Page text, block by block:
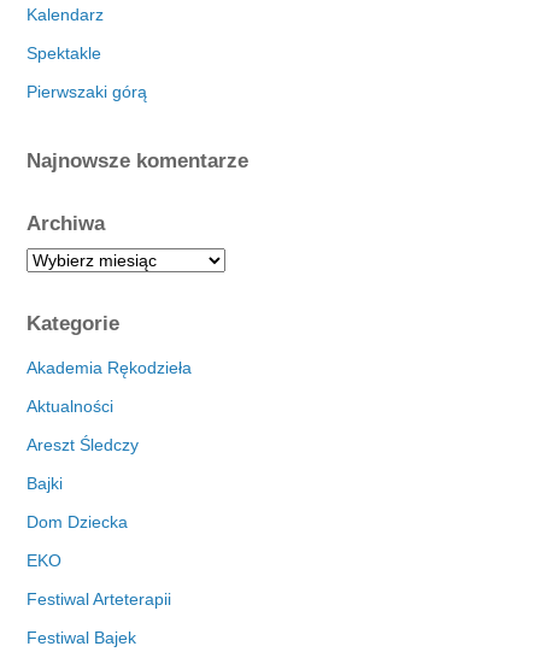
Kalendarz
Spektakle
Pierwszaki górą
Najnowsze komentarze
Archiwa
A
h
i
a
Kategorie
Akademia Rękodzieła
Aktualności
Areszt Śledczy
Bajki
Dom Dziecka
EKO
Festiwal Arteterapii
Festiwal Bajek